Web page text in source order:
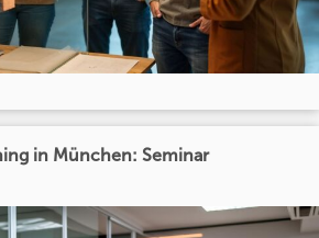
in München: Seminar